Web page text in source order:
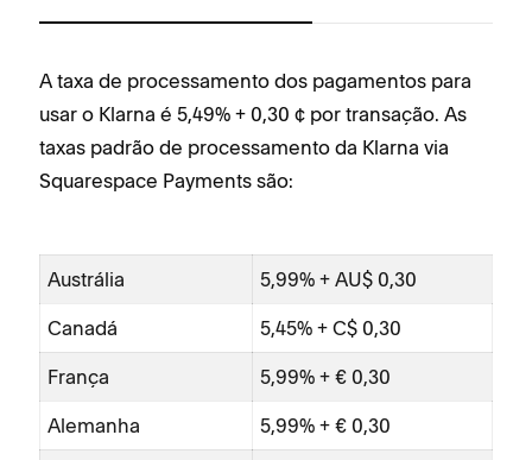
A taxa de processamento dos pagamentos para
usar o Klarna é 5,49% + 0,30 ¢ por transação. As
taxas padrão de processamento da Klarna via
Squarespace Payments são:
Austrália 5,99% + AU$ 0,30
Canadá 5,45% + C$ 0,30
França 5,99% + € 0,30
Alemanha 5,99% + € 0,30